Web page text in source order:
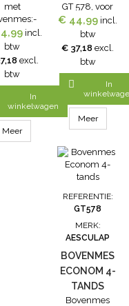
met
voor
scheren
schapen,
voor
de
3,5 mm
set voor
incl.
btw
excl.
btw
In
winkelwagen
Meer
GT 578, voor
het scheren
van schapen,
speciaal voor
3,5 mm
set voor
GT494)
€ 44,99 incl.
btw
€ 37,18 excl.
btw

In
Meer
REFERENTIE:
GT578
MERK:
AESCULAP
BOVENMES
ECONOM 4-
TANDS
Bovenmes